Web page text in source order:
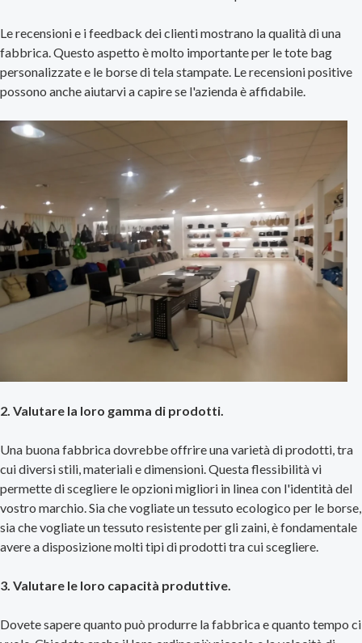
Le recensioni e i feedback dei clienti mostrano la qualità di una
fabbrica. Questo aspetto è molto importante per le tote bag
personalizzate e le borse di tela stampate. Le recensioni positive
possono anche aiutarvi a capire se l'azienda è affidabile.
2. Valutare la loro gamma di prodotti.
Una buona fabbrica dovrebbe offrire una varietà di prodotti, tra
cui diversi stili, materiali e dimensioni. Questa flessibilità vi
permette di scegliere le opzioni migliori in linea con l'identità del
vostro marchio. Sia che vogliate un tessuto ecologico per le borse,
sia che vogliate un tessuto resistente per gli zaini, è fondamentale
avere a disposizione molti tipi di prodotti tra cui scegliere.
3. Valutare le loro capacità produttive.
Dovete sapere quanto può produrre la fabbrica e quanto tempo ci